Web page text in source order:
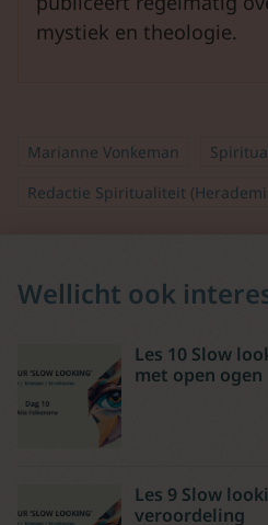
mystiek en theologie.
Marianne Vonkeman
Redactie Spiritualiteit
Wellicht ook
Les 10 Slow
met open ogen
Les 9 Slow
veroordeling